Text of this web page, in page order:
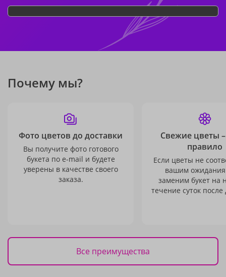
Почему мы?
Фото цветов до доставки
Вы получите фото готового
букета по e-mail и будете
уверены в качестве своего
заказа.
Свежие цветы
правило
Если цветы не
вашим
заменим букет на
течение суток после
Все преимущества